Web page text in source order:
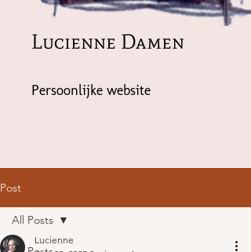
Lucienne Damen
Persoonlijke website
Post
All Posts
Lucienne